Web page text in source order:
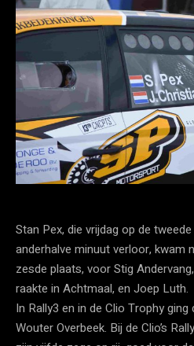
Stan Pex, die vrijdag op de
anderhalve minuut verloor, kwam
zesde plaats, voor Stig
raakte in Achtmaal, en Joep Luth.
In Rally3 en in de Clio Trophy
Wouter Overbeek. Bij de Clio’s